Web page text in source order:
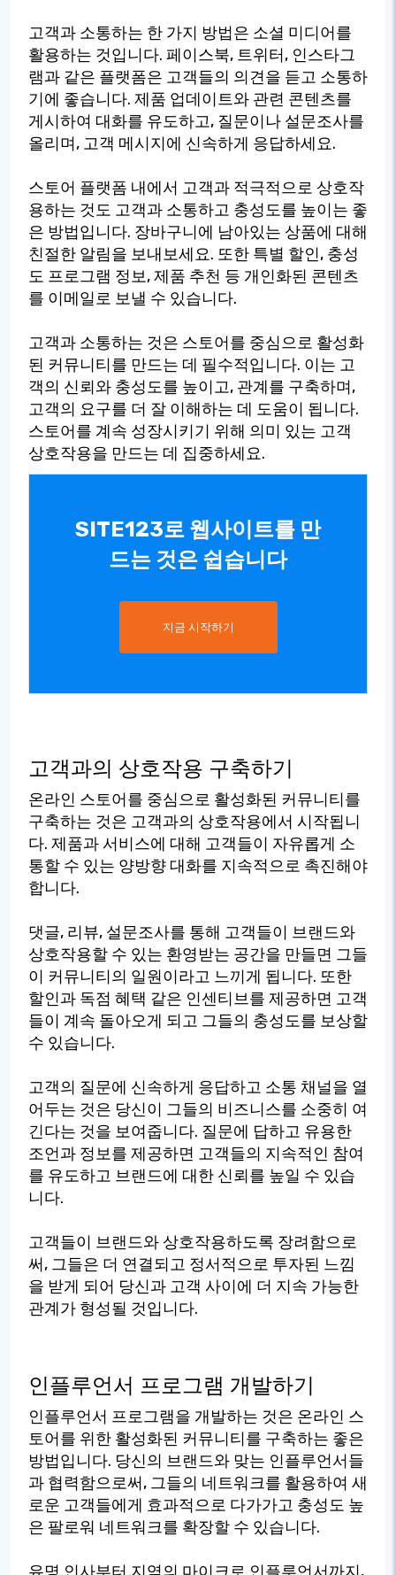
고객과 소통하는 한 가지 방법은 소셜 미디어를
활용하는 것입니다. 페이스북, 트위터, 인스타그
램과 같은 플랫폼은 고객들의 의견을 듣고 소통하
기에 좋습니다. 제품 업데이트와 관련 콘텐츠를
게시하여 대화를 유도하고, 질문이나 설문조사를
올리며, 고객 메시지에 신속하게 응답하세요.
스토어 플랫폼 내에서 고객과 적극적으로 상호작
용하는 것도 고객과 소통하고 충성도를 높이는 좋
은 방법입니다. 장바구니에 남아있는 상품에 대해
친절한 알림을 보내보세요. 또한 특별 할인, 충성
도 프로그램 정보, 제품 추천 등 개인화된 콘텐츠
를 이메일로 보낼 수 있습니다.
고객과 소통하는 것은 스토어를 중심으로 활성화
된 커뮤니티를 만드는 데 필수적입니다. 이는 고
객의 신뢰와 충성도를 높이고, 관계를 구축하며,
고객의 요구를 더 잘 이해하는 데 도움이 됩니다.
스토어를 계속 성장시키기 위해 의미 있는 고객
상호작용을 만드는 데 집중하세요.
SITE123로 웹사이트를 만
드는 것은 쉽습니다
지금 시작하기
고객과의 상호작용 구축하기
온라인 스토어를 중심으로 활성화된 커뮤니티를
구축하는 것은 고객과의 상호작용에서 시작됩니
다. 제품과 서비스에 대해 고객들이 자유롭게 소
통할 수 있는 양방향 대화를 지속적으로 촉진해야
합니다.
댓글, 리뷰, 설문조사를 통해 고객들이 브랜드와
상호작용할 수 있는 환영받는 공간을 만들면 그들
이 커뮤니티의 일원이라고 느끼게 됩니다. 또한
할인과 독점 혜택 같은 인센티브를 제공하면 고객
들이 계속 돌아오게 되고 그들의 충성도를 보상할
수 있습니다.
고객의 질문에 신속하게 응답하고 소통 채널을 열
어두는 것은 당신이 그들의 비즈니스를 소중히 여
긴다는 것을 보여줍니다. 질문에 답하고 유용한
조언과 정보를 제공하면 고객들의 지속적인 참여
를 유도하고 브랜드에 대한 신뢰를 높일 수 있습
니다.
고객들이 브랜드와 상호작용하도록 장려함으로
써, 그들은 더 연결되고 정서적으로 투자된 느낌
을 받게 되어 당신과 고객 사이에 더 지속 가능한
관계가 형성될 것입니다.
인플루언서 프로그램 개발하기
인플루언서 프로그램을 개발하는 것은 온라인 스
토어를 위한 활성화된 커뮤니티를 구축하는 좋은
방법입니다. 당신의 브랜드와 맞는 인플루언서들
과 협력함으로써, 그들의 네트워크를 활용하여 새
로운 고객들에게 효과적으로 다가가고 충성도 높
은 팔로워 네트워크를 확장할 수 있습니다.